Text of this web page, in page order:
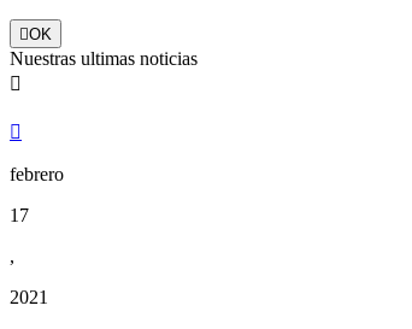
OK
Nuestras ultimas noticias


febrero
17
,
2021